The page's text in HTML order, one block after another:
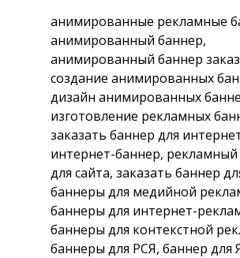
анимированные рекламные
анимированный баннер,
анимированный баннер
создание анимированных
дизайн анимированных
изготовление рекламных
заказать баннер для
интернет-баннер,
для сайта, заказать баннер
баннеры для медийной
баннеры для интернет-
баннеры для контекстной
баннеры для РСЯ, баннер для